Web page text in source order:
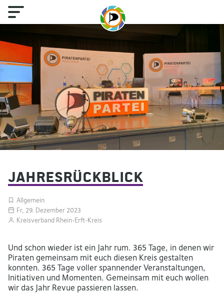
Jahresrückblick
Allgemein
Fr, 29. Dezember 2023
Kreisverband Rhein-Erft-Kreis
Und schon wieder ist ein Jahr rum. 365 Tage, in denen wir
Piraten gemeinsam mit euch diesen Kreis gestalten
konnten. 365 Tage voller spannender Veranstaltungen,
Initiativen und Momenten. Gemeinsam mit euch wollen
wir das Jahr Revue passieren lassen.